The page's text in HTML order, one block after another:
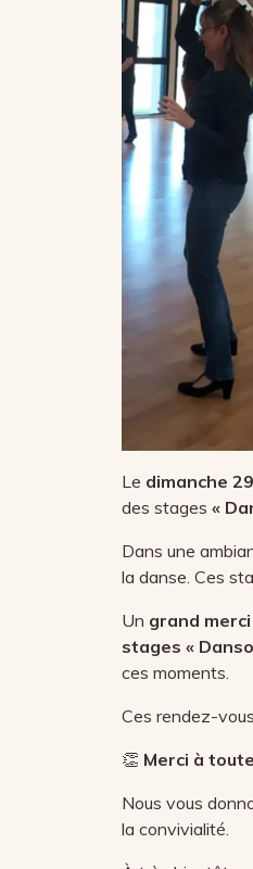
Le dimanche
des stages «
Dans une
la danse. Ces
Un grand
stages «
ces moments.
Ces rendez-
👏 Merci à
Nous vous
la convivialité.